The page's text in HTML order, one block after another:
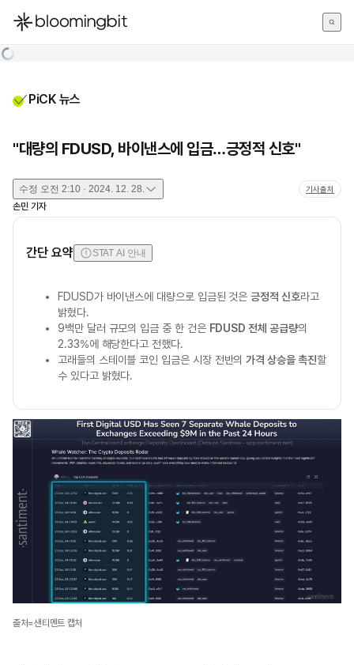
한국어
PiCK 뉴스
"대량의 FDUSD, 바이낸스에 입금…긍정적 신호"
수정 오전 2:10 · 2024. 12. 28. 기사출처
손민 기자
간단 요약 STAT AI 안내
FDUSD가 바이낸스에 대량으로 입금된 것은긍정적 신호라고
밝혔다.
9백만 달러 규모의 입금 중 한 건은 FDUSD 전체 공급량의
2.33%에 해당한다고 전했다.
고래들의 스테이블 코인 입금은 시장 전반의가격 상승을 촉진할
수 있다고 밝혔다.
출처=샌티멘트 캡처